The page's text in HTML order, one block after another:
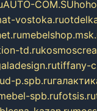
AUTO-COM.SU
vostoka.ru
td.ru
tiffany-
d-p.spb.ru
spb.rufotsis.ru